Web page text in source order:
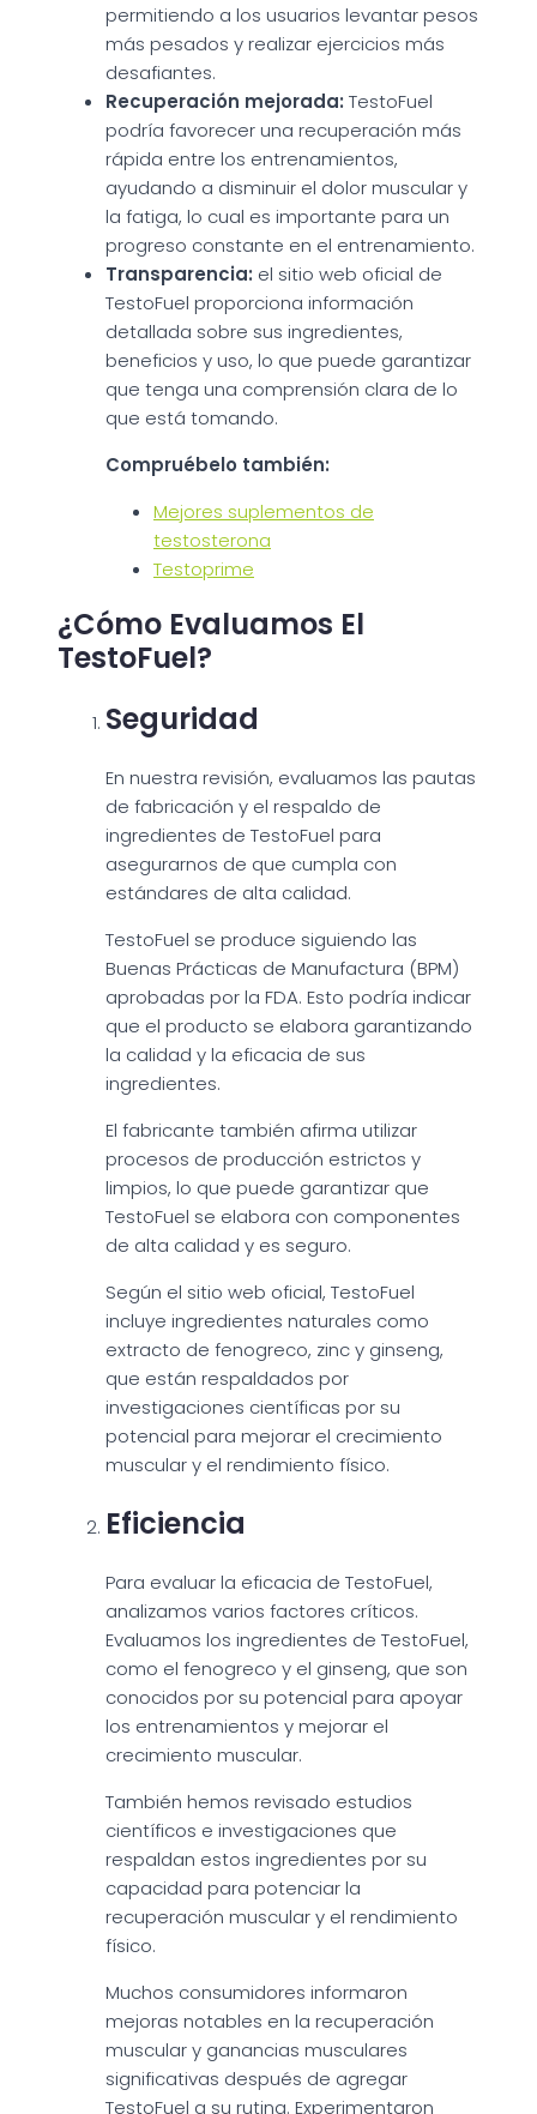
permitiendo a los usuarios levantar pesos
más pesados y realizar ejercicios más
desafiantes.
Recuperación mejorada: TestoFuel
podría favorecer una recuperación más
rápida entre los entrenamientos,
ayudando a disminuir el dolor muscular y
la fatiga, lo cual es importante para un
progreso constante en el entrenamiento.
Transparencia: el sitio web oficial de
TestoFuel proporciona información
detallada sobre sus ingredientes,
beneficios y uso, lo que puede garantizar
que tenga una comprensión clara de lo
que está tomando.
Compruébelo también:
Mejores suplementos de
testosterona
Testoprime
¿Cómo Evaluamos El
TestoFuel?
Seguridad
En nuestra revisión, evaluamos las pautas
de fabricación y el respaldo de
ingredientes de TestoFuel para
asegurarnos de que cumpla con
estándares de alta calidad.
TestoFuel se produce siguiendo las
Buenas Prácticas de Manufactura (BPM)
aprobadas por la FDA. Esto podría indicar
que el producto se elabora garantizando
la calidad y la eficacia de sus
ingredientes.
El fabricante también afirma utilizar
procesos de producción estrictos y
limpios, lo que puede garantizar que
TestoFuel se elabora con componentes
de alta calidad y es seguro.
Según el sitio web oficial, TestoFuel
incluye ingredientes naturales como
extracto de fenogreco, zinc y ginseng,
que están respaldados por
investigaciones científicas por su
potencial para mejorar el crecimiento
muscular y el rendimiento físico.
Eficiencia
Para evaluar la eficacia de TestoFuel,
analizamos varios factores críticos.
Evaluamos los ingredientes de TestoFuel,
como el fenogreco y el ginseng, que son
conocidos por su potencial para apoyar
los entrenamientos y mejorar el
crecimiento muscular.
También hemos revisado estudios
científicos e investigaciones que
respaldan estos ingredientes por su
capacidad para potenciar la
recuperación muscular y el rendimiento
físico.
Muchos consumidores informaron
mejoras notables en la recuperación
muscular y ganancias musculares
significativas después de agregar
TestoFuel a su rutina. Experimentaron